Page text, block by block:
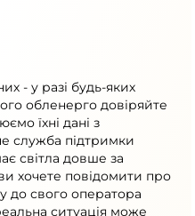
- у разі будь-яких
обленерго довіряйте
їхні дані з
служба підтримки
світла довше за
хочете повідомити про
до свого оператора
ситуація може